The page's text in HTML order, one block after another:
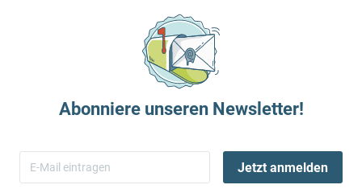
Abonniere unseren Newsletter!
Jetzt anmelden